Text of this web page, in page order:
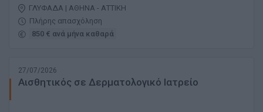
ΓΛΥΦΑΔΑ | ΑΘΗΝΑ - ΑΤΤΙΚΗ
Πλήρης απασχόληση
850 € ανά μήνα καθαρά
27/07/2026
Αισθητικός σε Δερματολογικό Ιατρείο